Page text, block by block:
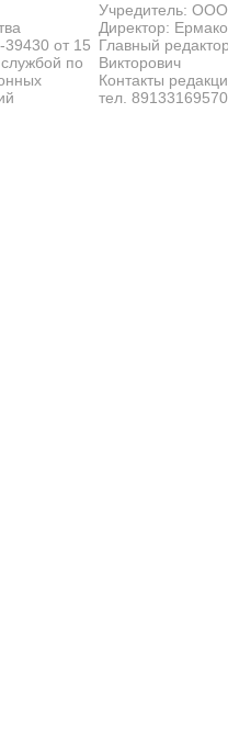
от 15
по
Учредитель:
Директор:
Главный
Викторович
Контакты
тел. 89133169570